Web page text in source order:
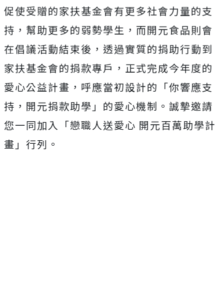
促使受贈的家扶基金會有更多社會力量的支
持，幫助更多的弱勢學生，而開元食品則會
在倡議活動結束後，透過實質的捐助行動到
家扶基金會的捐款專戶，正式完成今年度的
愛心公益計畫，呼應當初設計的「你響應支
持，開元捐款助學」的愛心機制。誠摯邀請
您一同加入「戀職人送愛心 開元百萬助學計
畫」行列。